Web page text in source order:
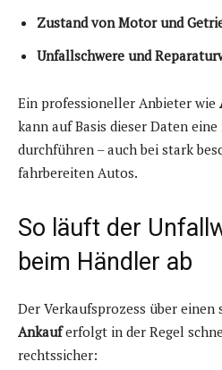
Zustand von Motor und
Unfallschwere und
Ein professioneller Anbieter wie
kann auf Basis dieser Daten
durchführen – auch bei stark
fahrbereiten Autos.
So läuft der
beim Händler ab
Der Verkaufsprozess über einen
Ankauferfolgt in der Regel
rechtssicher: